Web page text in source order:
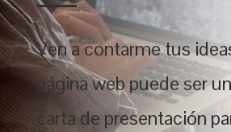
Ven a contarme tus
página web puede ser
carta de presentación